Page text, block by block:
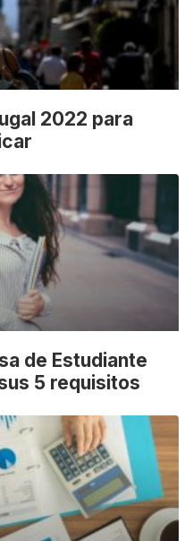
2022 para
de Estudiante
5 requisitos